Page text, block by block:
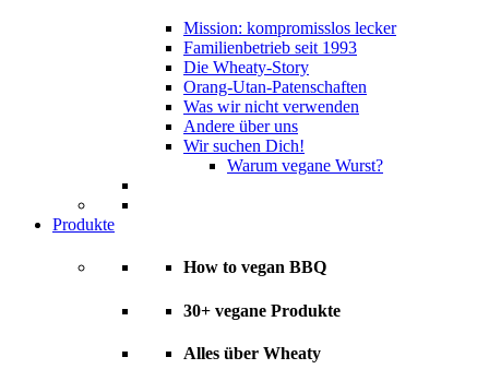
Mission: kompromisslos lecker
Familienbetrieb seit 1993
Die Wheaty-Story
Orang-Utan-Patenschaften
Was wir nicht verwenden
Andere über uns
Wir suchen Dich!
Warum vegane Wurst?
Produkte
How to vegan BBQ
30+ vegane Produkte
Alles über Wheaty